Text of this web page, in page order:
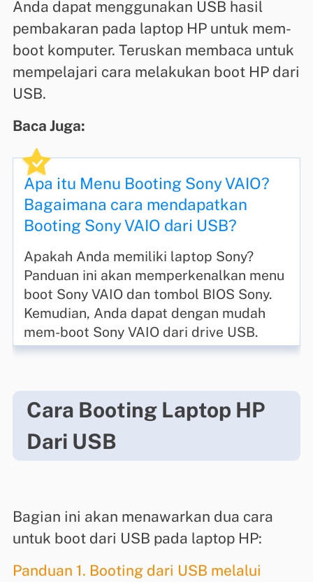
Anda dapat menggunakan USB hasil
pembakaran pada laptop HP untuk mem-
boot komputer. Teruskan membaca untuk
mempelajari cara melakukan boot HP dari
USB.
Baca Juga:
Apa itu Menu Booting Sony VAIO?
Bagaimana cara mendapatkan
Booting Sony VAIO dari USB?
Apakah Anda memiliki laptop Sony?
Panduan ini akan memperkenalkan menu
boot Sony VAIO dan tombol BIOS Sony.
Kemudian, Anda dapat dengan mudah
mem-boot Sony VAIO dari drive USB.
Cara Booting Laptop HP
Dari USB
Bagian ini akan menawarkan dua cara
untuk boot dari USB pada laptop HP:
Panduan 1. Booting dari USB melalui